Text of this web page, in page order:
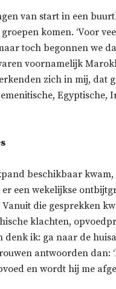
van start in een
komen. ‘Voor
toch begonnen we
voornamelijk
zich in mij, dat
beschikbaar
een wekelijkse
die gesprekken
klachten,
denk ik: ga naar de
antwoorden dan:
en wordt hij me